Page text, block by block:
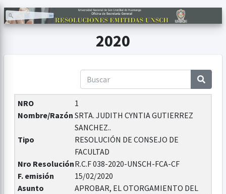
2020
NRO
1
Nombre/Razón SRTA. JUDITH CYNTIA GUTIERREZ
SANCHEZ..
Tipo
RESOLUCIÓN DE CONSEJO DE
FACULTAD
Nro ResoluciónR.C.F 038-2020-UNSCH-FCA-CF
F. emisión
15/02/2020
Asunto
APROBAR, EL OTORGAMIENTO DEL